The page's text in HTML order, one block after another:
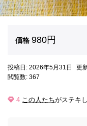
価格 980円
投稿日: 2026年5月31日
更
閲覧数: 367
4 この人たちがステキ